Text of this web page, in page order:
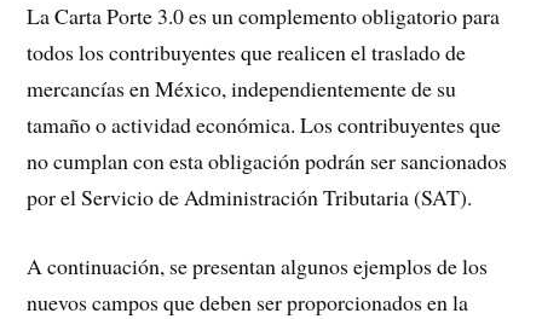
La Carta Porte 3.0 es un complemento obligatorio para
todos los contribuyentes que realicen el traslado de
mercancías en México, independientemente de su
tamaño o actividad económica. Los contribuyentes que
no cumplan con esta obligación podrán ser sancionados
por el Servicio de Administración Tributaria (SAT).
A continuación, se presentan algunos ejemplos de los
nuevos campos que deben ser proporcionados en la